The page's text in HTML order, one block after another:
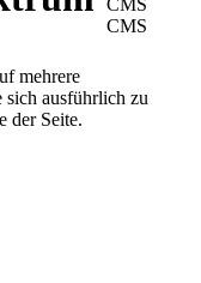
mehrere
sich ausführlich zu
der Seite.
CMS
CMS